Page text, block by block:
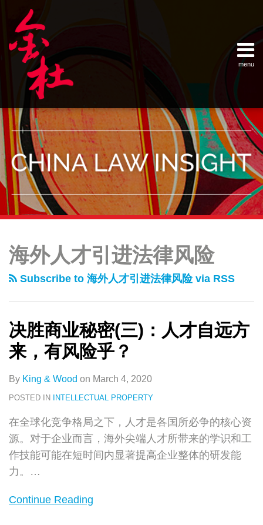
content
menu
Home
- 关于
金杜
Services
- 专业领
域
Contact
- 联系
我们
English
Example Link
China Banking Regulatory
China Insurance Regulatory
China Securities Regulatory
General Administration of Customs
Ministry of Commerce
National Development and Reform
Pacific Rim Advisory Council
State Administration for Industry &
State Administration of Foreign
Supreme People’s Court
World Law Group
RSS
LinkedIn
Weibo
海外人才引进法律风险
Subscribe to 海外人才引进法律风险 via RSS
决胜商业秘密(三)：人才自远方
来，有风险乎？
By King & Wood on March 4, 2020
POSTED IN INTELLECTUAL PROPERTY
在全球化竞争格局之下，人才是各国所必争的核心资
源。对于企业而言，海外尖端人才所带来的学识和工
作技能可能在短时间内显著提高企业整体的研发能
力。 …
Continue Reading
业
(三)：
才
自
来，
有
风
险